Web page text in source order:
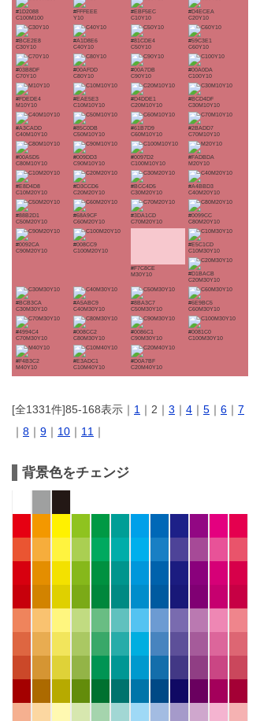
#1D2088
C100M100
#FFFEEE
Y10
#EBF5EC
C10Y10
#D4ECEA
C20Y10
#BCE2E8
C30Y10
#A1D8E6
C40Y10
#81CDE4
C50Y10
#59C3E1
C60Y10
#03B8DF
C70Y10
#00AFDD
C80Y10
#00A7DB
C90Y10
#00A0DA
C100Y10
#FDEDE4
M10Y10
#EAE5E3
C10M10Y10
#D4DDE1
C20M10Y10
#BCD4DF
C30M10Y10
#A3CADD
C40M10Y10
#85C0DB
C50M10Y10
#61B7D9
C60M10Y10
#2BADD7
C70M10Y10
#00A5D5
C80M10Y10
#009DD3
C90M10Y10
#0097D2
C100M10Y10
#FADBDA
M20Y10
#E8D4D8
C10M20Y10
#D3CCD6
C20M20Y10
#BCC4D5
C30M20Y10
#A4BBD3
C40M20Y10
#88B2D1
C50M20Y10
#68A9CF
C60M20Y10
#3DA1CD
C70M20Y10
#0099CC
C80M20Y10
#0092CA
C90M20Y10
#008CC9
C100M20Y10
#F7C8CE
M30Y10
#E5C1CD
C10M30Y10
#D1BACB
C20M30Y10
#BCB3CA
C30M30Y10
#A5ABC9
C40M30Y10
#8BA3C7
C50M30Y10
#6E9BC5
C60M30Y10
#4994C4
C70M30Y10
#008CC2
C80M30Y10
#0086C1
C90M30Y10
#0081C0
C100M30Y10
#F4B3C2
M40Y10
#E3ADC1
C10M40Y10
#D0A7BF
C20M40Y10
[全1331件]85-168表示｜ 1 ｜2｜ 3 ｜ 4 ｜ 5 ｜ 6 ｜ 7
｜ 8 ｜ 9 ｜ 10 ｜ 11 ｜
背景色をチェンジ